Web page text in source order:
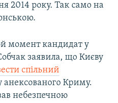
2014 року. Так само на
момент кандидат у
заявила, що Києву
спільний
анексованого Криму.
небезпечною